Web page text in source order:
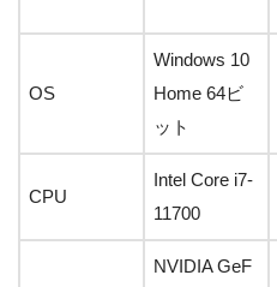
OS
Windows 10
Home 64ビ
ット
CPU
Intel Core i7-
11700
NVIDIA GeF